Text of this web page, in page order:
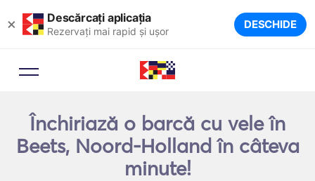
× Descărcați aplicația
Rezervați mai rapid și ușor DESCHIDE
Închiriază o barcă cu vele în
Beets, Noord-Holland în câteva
minute!